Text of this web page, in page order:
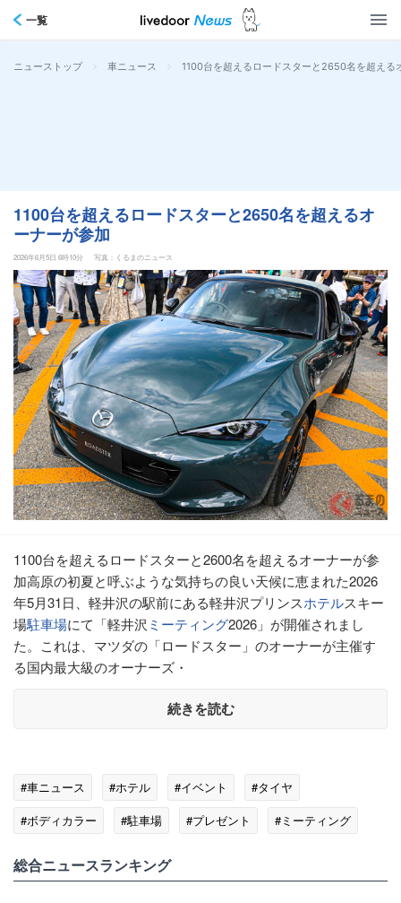
一覧
ニューストップ > 車ニュース > 1100台を超えるロードスターと2650名を超える
1100台を超えるロードスターと2650名を超えるオ
ーナーが参加
2026年6月5日 6時10分 写真：くるまのニュース
1100台を超えるロードスターと2600名を超えるオーナーが参
加高原の初夏と呼ぶような気持ちの良い天候に恵まれた2026
年5月31日、軽井沢の駅前にある軽井沢プリンスホテルスキー
場駐車場にて「軽井沢 ミーティング2026」が開催されまし
た。これは、マツダの「ロードスター」のオーナーが主催す
る国内最大級のオーナーズ・
続きを読む
#車ニュース #ホテル #イベント
#タイヤ
#ボディカラー
#駐車場 #プレゼント #ミーティング
総合ニュースランキング